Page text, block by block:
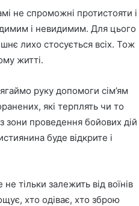
не спроможні протистояти і
і невидимим. Для цього
лихо стосується всіх. Тож
житті.
руку допомоги сім’ям
які терплять чи то
зони проведення бойових дій
буде відкрите і
тільки залежить від воїнів
хто одіває, хто зброю